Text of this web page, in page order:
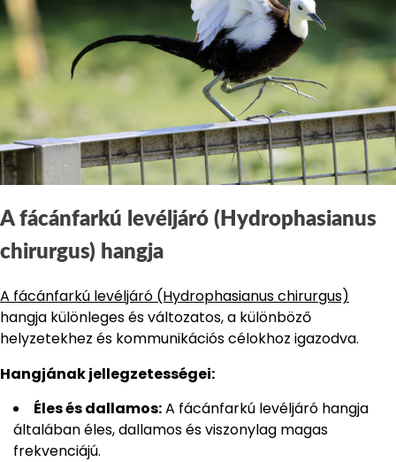
A fácánfarkú levéljáró (Hydrophasianus
chirurgus) hangja
A fácánfarkú levéljáró (Hydrophasianus chirurgus)
hangja különleges és változatos, a különböző
helyzetekhez és kommunikációs célokhoz igazodva.
Hangjának jellegzetességei:
Éles és dallamos:A fácánfarkú levéljáró hangja
általában éles, dallamos és viszonylag magas
frekvenciájú.